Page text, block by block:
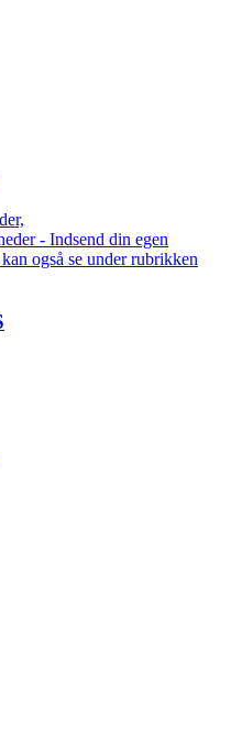
- Indsend din egen
også se under rubrikken